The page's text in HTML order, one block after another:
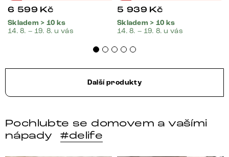
6 599 Kč
Skladem > 10 ks
14. 8. – 19. 8. u vás
5 939 Kč
Skladem > 10 ks
14. 8. – 19. 8. u vás
Další produkty
Pochlubte se domovem a vašími
nápady
#delife